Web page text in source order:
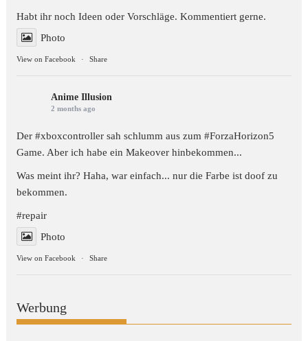
Habt ihr noch Ideen oder Vorschläge. Kommentiert gerne.
Photo
View on Facebook · Share
Anime Illusion
2 months ago
Der #xboxcontroller sah schlumm aus zum#ForzaHorizon5
Game. Aber ich habe ein Makeover hinbekommen...
Was meint ihr? Haha, war einfach... nur die Farbe ist doof zu
bekommen.
#repair
Photo
View on Facebook · Share
Werbung